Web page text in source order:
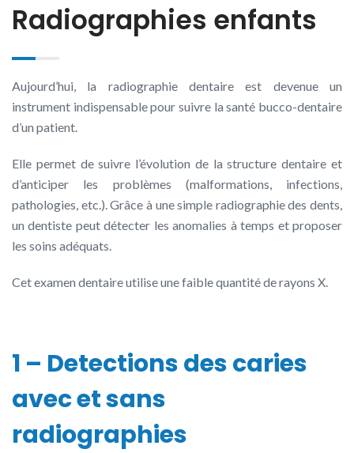
Radiographies enfants
Aujourd’hui, la radiographie dentaire est devenue un
instrument indispensable pour suivre la santé bucco-dentaire
d’un patient.
Elle permet de suivre l’évolution de la structure dentaire et
d’anticiper les problèmes (malformations, infections,
pathologies, etc.). Grâce à une simple radiographie des dents,
un dentiste peut détecter les anomalies à temps et proposer
les soins adéquats.
Cet examen dentaire utilise une faible quantité de rayons X.
1 – Detections des caries
avec et sans
radiographies